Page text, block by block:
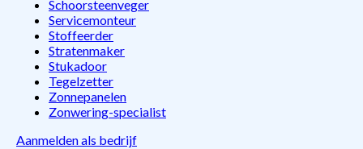
Schoorsteenveger
Servicemonteur
Stoffeerder
Stratenmaker
Stukadoor
Tegelzetter
Zonnepanelen
Zonwering-specialist
Aanmelden als bedrijf